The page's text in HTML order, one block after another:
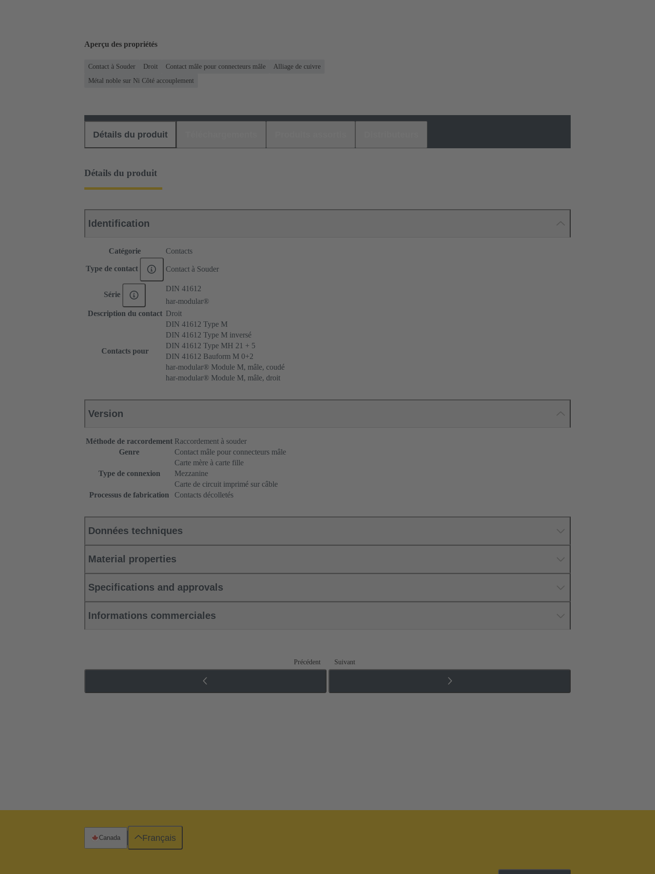
Aperçu des propriétés
Contact à Souder Droit Contact mâle pour connecteurs mâle
Alliage de cuivre
Métal noble sur Ni Côté accouplement
Détails du produit
Détails du produit
Identification
Catégorie Contacts
Type de contact Contact à Souder
Série
DIN 41612
har-modular®
Description du contact Droit
Contacts pour
DIN 41612 Type M
DIN 41612 Type M inversé
DIN 41612 Type MH 21 + 5
DIN 41612 Bauform M 0+2
har-modular® Module M, mâle, coudé
har-modular® Module M, mâle, droit
Version
Méthode de raccordement Raccordement à souder
Genre
Contact mâle pour connecteurs mâle
Type de connexion
Carte mère à carte fille
Mezzanine
Carte de circuit imprimé sur câble
Processus de fabrication
Contacts décolletés
Données techniques
Material properties
Specifications and approvals
Informations commerciales
Précédent Suivant
Canada Français